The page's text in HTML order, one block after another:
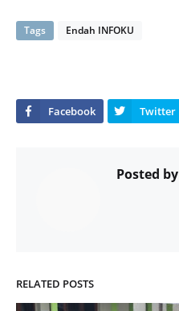
Tags Endah INFOKU
Posted by
RELATED POSTS